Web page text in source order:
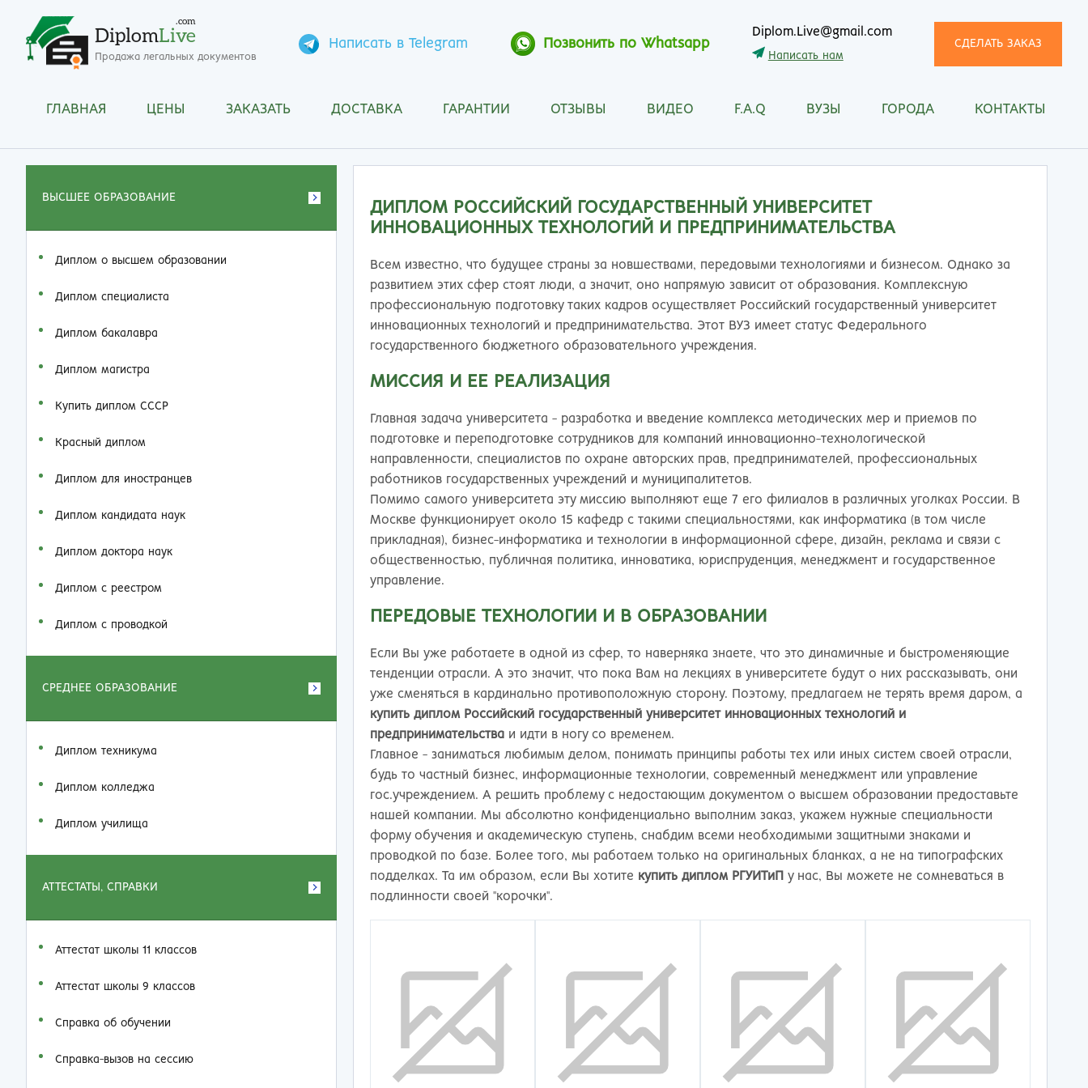
DiplomLive
.com
Продажа легальных документов
Написать в Telegram Позвонить по Whatsapp
Diplom.Live@gmail.com
Написать нам
СДЕЛАТЬ ЗАКАЗ
ГЛАВНАЯ ЦЕНЫ ЗАКАЗАТЬ ДОСТАВКА ГАРАНТИИ ОТЗЫВЫ ВИДЕО F.A.Q ВУЗЫ ГОРОДА
Архангельск
Астрахань
Белгород
Бийск
Благовещенск
Братск
Брянск
Владивосток
Владимир
Волгоград
Волжский
Вологда
Воронеж
Грозный
Екатеринбург
Иваново
Йошкар-Ола
Кемерово
Курган
Курск
Магнитогорск
Махачкала
Москва
Мурманск
Мытищи
Нижневартовск
Нижний Новгород
Нижний Тагил
Новокузнец
Новороссийск
Новосибирск
Омск
Орел
Пенза
Петропавловск Камчатский
Саратов
Сочи
Ставрополь
Стерлитамак
Сургут
Тольятти
Томск
Тула
Улан-Удэ
Ульяновск
Уфа
Хабаровск
Череповец
Ярославль
КОНТАКТЫ
ВЫСШЕЕ ОБРАЗОВАНИЕ
Диплом о высшем образовании
Диплом специалиста
Диплом бакалавра
Диплом магистра
Купить диплом СССР
Красный диплом
Диплом для иностранцев
Диплом кандидата наук
Диплом доктора наук
Диплом с реестром
Диплом с проводкой
СРЕДНЕЕ ОБРАЗОВАНИЕ
Диплом техникума
Диплом колледжа
Диплом училища
АТТЕСТАТЫ, СПРАВКИ
Аттестат школы 11 классов
Аттестат школы 9 классов
Справка об обучении
Справка-вызов на сессию
ДИПЛОМ РОССИЙСКИЙ ГОСУДАРСТВЕННЫЙ УНИВЕРСИТЕТ
ИННОВАЦИОННЫХ ТЕХНОЛОГИЙ И ПРЕДПРИНИМАТЕЛЬСТВА
Всем известно, что будущее страны за новшествами, передовыми технологиями и бизнесом. Однако за
развитием этих сфер стоят люди, а значит, оно напрямую зависит от образования. Комплексную
профессиональную подготовку таких кадров осуществляет Российский государственный университет
инновационных технологий и предпринимательства. Этот ВУЗ имеет статус Федерального
государственного бюджетного образовательного учреждения.
МИССИЯ И ЕЕ РЕАЛИЗАЦИЯ
Главная задача университета - разработка и введение комплекса методических мер и приемов по
подготовке и переподготовке сотрудников для компаний инновационно-технологической
направленности, специалистов по охране авторских прав, предпринимателей, профессиональных
работников государственных учреждений и муниципалитетов.
Помимо самого университета эту миссию выполняют еще 7 его филиалов в различных уголках России. В
Москве функционирует около 15 кафедр с такими специальностями, как информатика (в том числе
прикладная), бизнес-информатика и технологии в информационной сфере, дизайн, реклама и связи с
общественностью, публичная политика, инноватика, юриспруденция, менеджмент и государственное
управление.
ПЕРЕДОВЫЕ ТЕХНОЛОГИИ И В ОБРАЗОВАНИИ
Если Вы уже работаете в одной из сфер, то наверняка знаете, что это динамичные и быстроменяющие
тенденции отрасли. А это значит, что пока Вам на лекциях в университете будут о них рассказывать, они
уже сменяться в кардинально противоположную сторону. Поэтому, предлагаем не терять время даром, а
купить диплом Российский государственный университет инновационных технологий и
предпринимательства и идти в ногу со временем.
Главное - заниматься любимым делом, понимать принципы работы тех или иных систем своей отрасли,
будь то частный бизнес, информационные технологии, современный менеджмент или управление
гос.учреждением. А решить проблему с недостающим документом о высшем образовании предоставьте
нашей компании. Мы абсолютно конфиденциально выполним заказ, укажем нужные специальности
форму обучения и академическую ступень, снабдим всеми необходимыми защитными знаками и
проводкой по базе. Более того, мы работаем только на оригинальных бланках, а не на типографских
подделках. Та им образом, если Вы хотите купить диплом РГУИТиП у нас, Вы можете не сомневаться в
подлинности своей "корочки".